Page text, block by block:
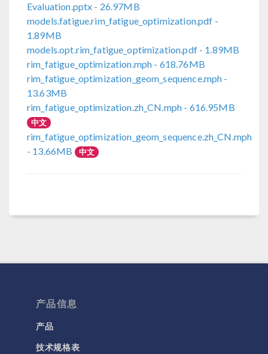
Evaluation.pptx - 26.97MB
models.fatigue.rim_fatigue_optimization.pdf -
1.89MB
models.opt.rim_fatigue_optimization.pdf- 1.89MB
rim_fatigue_optimization.mph - 618.76MB
rim_fatigue_optimization_geom_sequence.mph -
13.63MB
rim_fatigue_optimization.zh_CN.mph - 616.95MB
中文
rim_fatigue_optimization_geom_sequence.zh_CN.mph
- 13.66MB
中文
产品信息
产品
技术规格表